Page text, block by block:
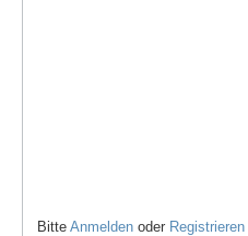
Bitte Anmelden oder Registrieren